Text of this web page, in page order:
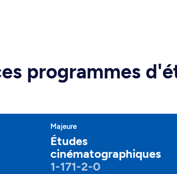
programmes
Majeure
Études
cinématographiques
1-171-2-0